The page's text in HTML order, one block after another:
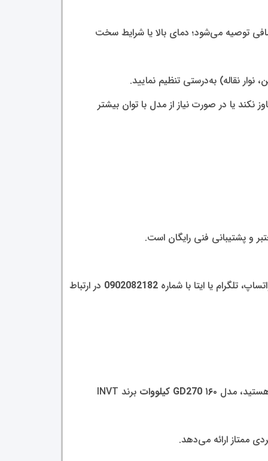
توصیه می‌شود؛ دمای بالا یا شرایط سخت
نکند یا در صورت نیاز از مدل با توان بیشتر
و پشتیبانی فنی رایگان است.
تلگرام یا ایتا با شماره 0902082182 در ارتباط
هستید، مدل GD270 ۱۶۰ کیلووات برند INVT
ممتاز ارائه می‌دهد.